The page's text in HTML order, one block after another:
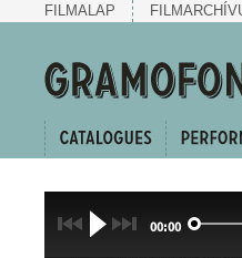
FILMALAP
00:00